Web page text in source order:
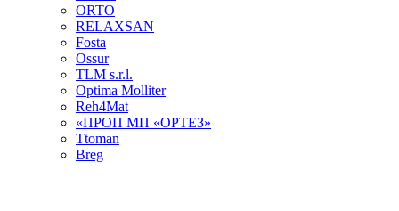
ORTO
RELAXSAN
Fosta
Ossur
TLM s.r.l.
Optima Molliter
Reh4Mat
«ПРОП МП «ОРТЕЗ»
Ttoman
Breg